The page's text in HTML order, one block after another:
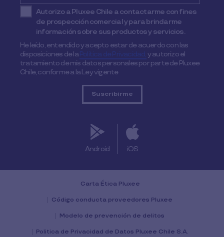
Autorizo a Pluxee Chile a contactarme con fines
de prospección comercial y para brindarme
información sobre sus productos y servicios.
He leído, entendido y acepto estar de acuerdo con las
disposiciones de laPolítica de Privacidad,y autorizo el
tratamiento de mis datos personales por parte de Pluxee
Chile, conforme a la Ley vigente
Android iOS
Carta Ética Pluxee
Código conducta proveedores Pluxee
Modelo de prevención de delitos
Politica de Privacidad de Datos Pluxee Chile S.A.